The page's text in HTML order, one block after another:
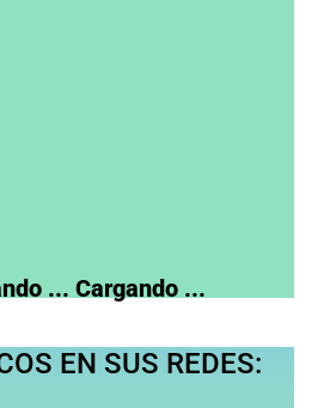
Cargando ...
EN SUS REDES: